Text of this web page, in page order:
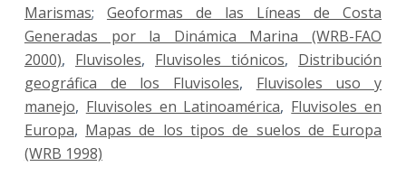
Marismas; Geoformas de las Líneas de Costa
Generadas por la Dinámica Marina (WRB-FAO
2000), Fluvisoles, Fluvisoles tiónicos, Distribución
geográfica de los Fluvisoles, Fluvisoles uso y
manejo, Fluvisoles en Latinoamérica, Fluvisoles en
Europa, Mapas de los tipos de suelos de Europa
(WRB 1998)